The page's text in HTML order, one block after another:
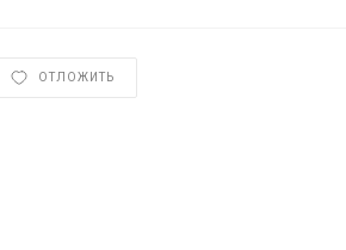
ОТЛОЖИТЬ